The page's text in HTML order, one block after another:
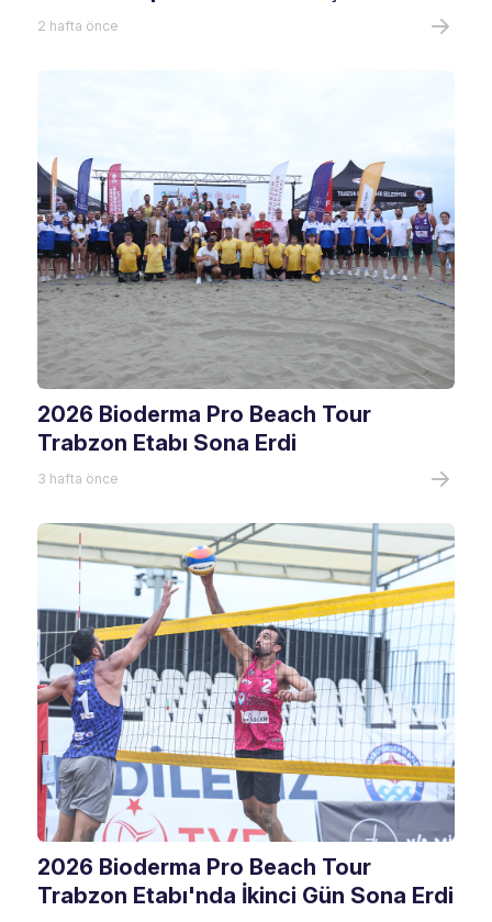
2 hafta önce
2026 Bioderma Pro Beach Tour
Trabzon Etabı Sona Erdi
3 hafta önce
2026 Bioderma Pro Beach Tour
Trabzon Etabı'nda İkinci Gün Sona Erdi